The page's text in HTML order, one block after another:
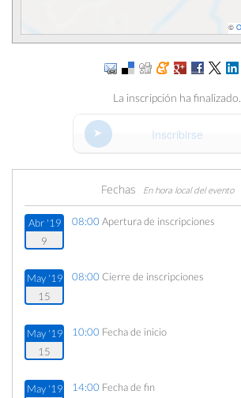
©
La inscripción ha finalizado.
Inscribirse
Fechas En hora local del evento
Abr '19
9
08:00 Apertura de inscripciones
May '19
15
08:00 Cierre de inscripciones
May '19
15
10:00 Fecha de inicio
May '19
14:00 Fecha de fin